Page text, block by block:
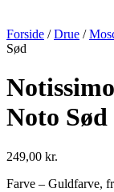
Forside /Drue /
Sød
Noto Sød
249,00 kr.
Farve – Guldfarve,